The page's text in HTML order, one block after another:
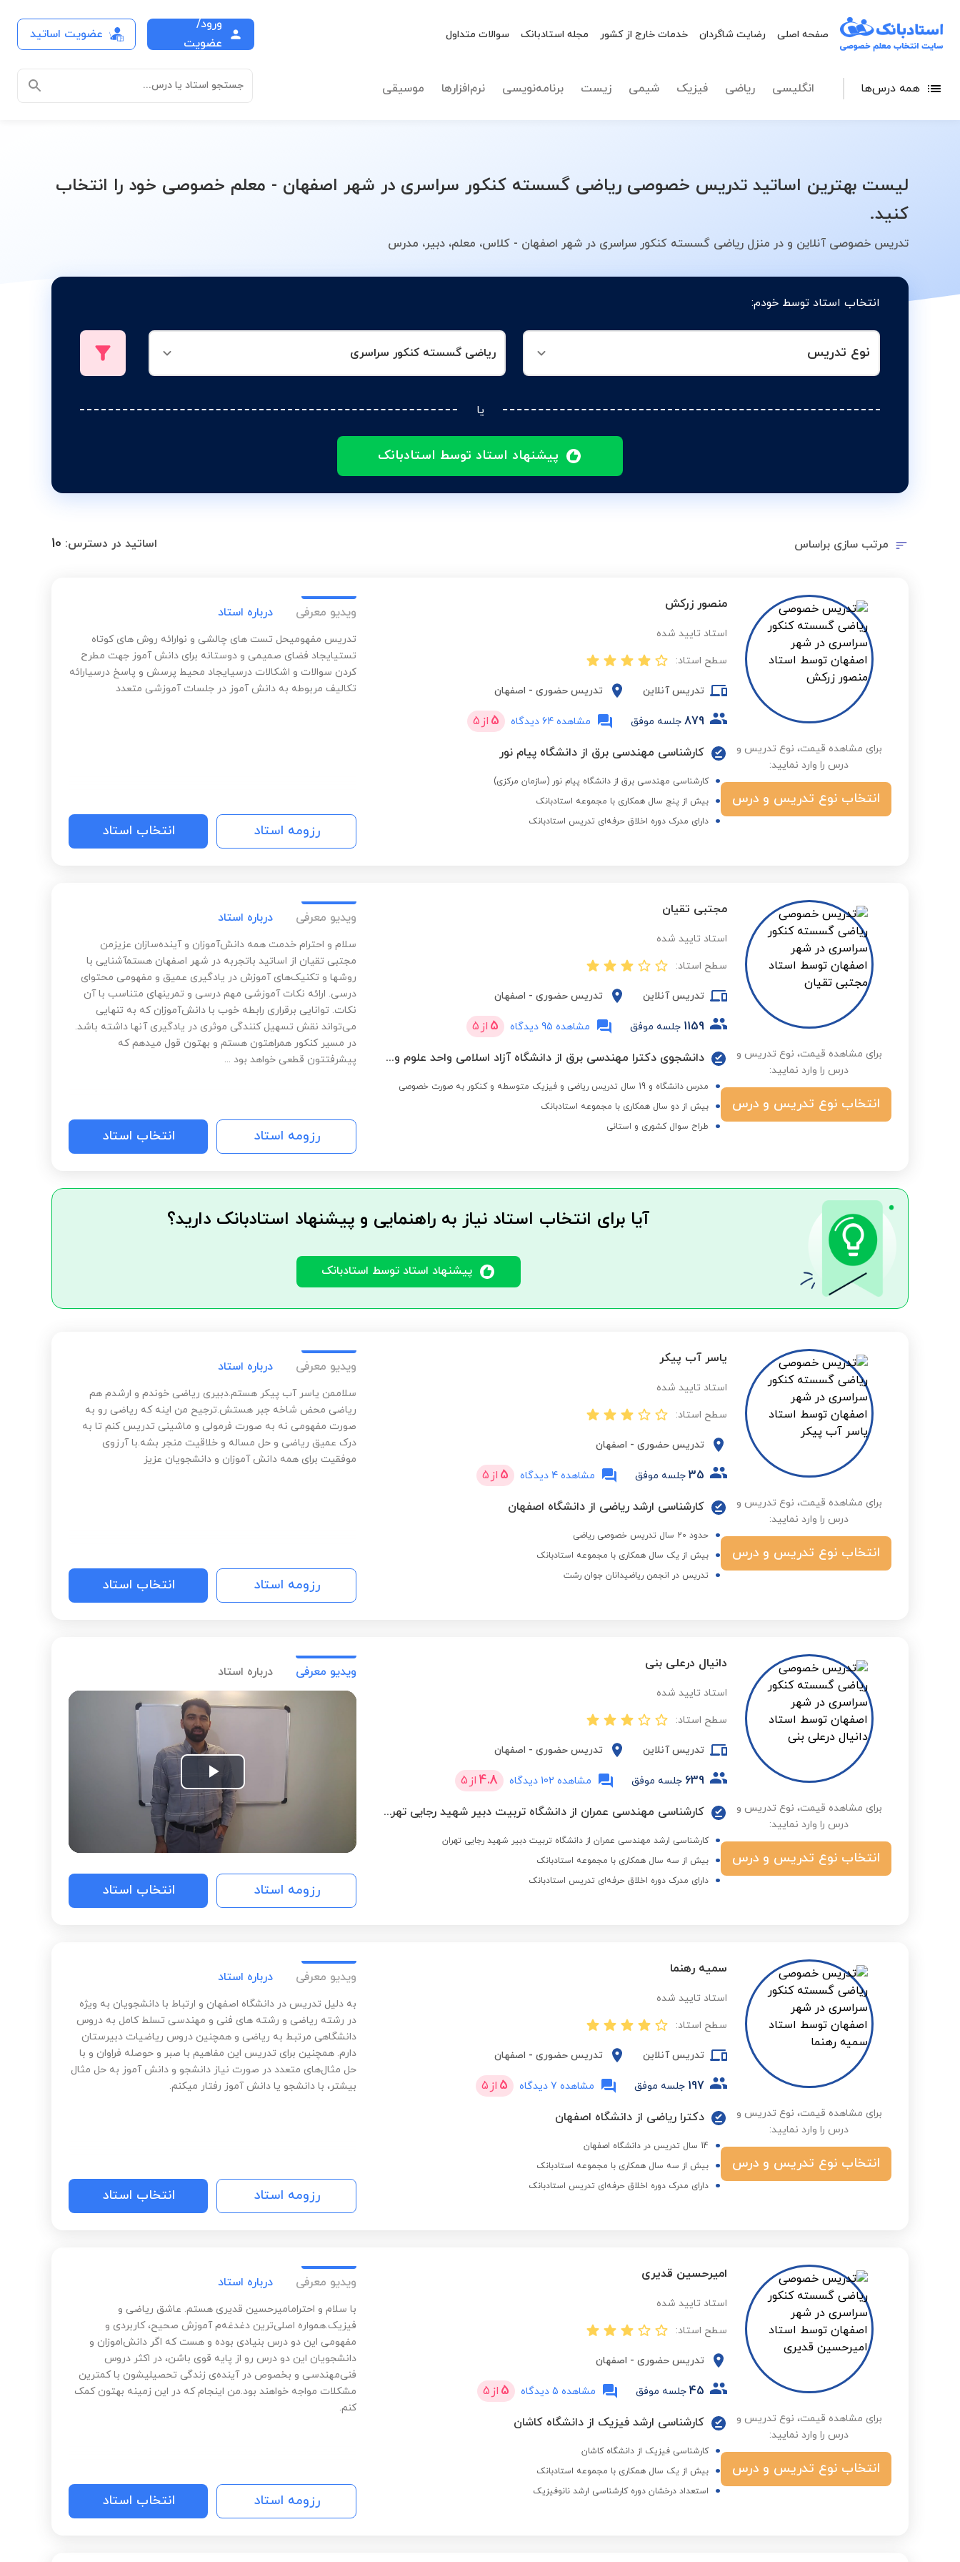
صفحه اصلی رضایت شاگردان خدمات خارج از کشور مجله استادبانک سوالات متداول
ورود/
عضویت
عضویت اساتید
همه درس‌ها انگلیسی ریاضی فیزیک شیمی زیست برنامه‌نویسی نرم‌افزارها موسیقی جستجو استاد یا درس...
لیست بهترین اساتید تدریس خصوصی ریاضی گسسته کنکور سراسری در شهر اصفهان - معلم خصوصی خود را انتخاب
کنید.
تدریس خصوصی آنلاین و در منزل ریاضی گسسته کنکور سراسری در شهر اصفهان - کلاس، معلم، دبیر، مدرس
انتخاب استاد توسط خودم:
نوع تدریس ریاضی گسسته کنکور سراسری
یا
پیشنهاد استاد توسط استادبانک
نوع تدریس ریاضی گسسته کنکور سراسری
مرتب سازی براساس اساتید در دسترس: 10
برای مشاهده قیمت، نوع تدریس و
درس را وارد نمایید:
انتخاب نوع تدریس و درس
منصور زرکش
استاد تایید شده
سطح استاد:
تدریس آنلاین تدریس حضوری - اصفهان
879 جلسه موفق مشاهده 64 دیدگاه 5 از 5
کارشناسی مهندسی برق از دانشگاه پیام نور
کارشناسی مهندسی برق از دانشگاه پیام نور (سازمان مرکزی)
بیش از پنج سال همکاری با مجموعه استادبانک
دارای مدرک دوره اخلاق حرفه‌ای تدریس استادبانک
ویدیو معرفی درباره استاد
تدریس مفهومیحل تست های چالشی و نوارائه روش های کوتاه
تستیایجاد فضای صمیمی و دوستانه برای دانش آموز جهت مطرح
کردن سوالات و اشکالات درسیایجاد محیط پرسش و پاسخ درسیارائه
تکالیف مربوطه به دانش آموز در جلسات آموزشی متعدد
رزومه استاد انتخاب استاد
برای مشاهده قیمت، نوع تدریس و
درس را وارد نمایید:
انتخاب نوع تدریس و درس
مجتبی تقیان
استاد تایید شده
سطح استاد:
تدریس آنلاین تدریس حضوری - اصفهان
1159 جلسه موفق مشاهده 95 دیدگاه 5 از 5
دانشجوی دکترا مهندسی برق از دانشگاه آزاد اسلامی واحد علوم و تحقیقات تهران
مدرس دانشگاه و 19 سال تدریس ریاضی و فیزیک متوسطه و کنکور به صورت خصوصی
بیش از دو سال همکاری با مجموعه استادبانک
طراح سوال کشوری و استانی
ویدیو معرفی درباره استاد
سلام و احترام خدمت همه دانش‌آموزان و آینده‌سازان عزیزمن
مجتبی تقیان از اساتید باتجربه در شهر اصفهان هستمآشنایی با
روشها و تکنیک‌های آموزش در یادگیری عمیق و مفهومی محتوای
درسی. ارائه نکات آموزشی مهم درسی و تمرینهای متناسب با آن
نکات. توانایی برقراری رابطه خوب با دانش‌آموزان که به تنهایی
می‌تواند نقش تسهیل کنندگی موثری در یادگیری آنها داشته باشد.
در مسیر کنکور همراهتون هستم و بهتون قول میدهم که
پیشرفتتون قطعی خواهد بود ...
رزومه استاد انتخاب استاد
آیا برای انتخاب استاد نیاز به راهنمایی و پیشنهاد استادبانک دارید؟
پیشنهاد استاد توسط استادبانک
برای مشاهده قیمت، نوع تدریس و
درس را وارد نمایید:
انتخاب نوع تدریس و درس
یاسر آب پیکر
استاد تایید شده
سطح استاد:
تدریس حضوری - اصفهان
35 جلسه موفق مشاهده 4 دیدگاه 5 از 5
کارشناسی ارشد ریاضی از دانشگاه اصفهان
حدود 20 سال تدریس خصوصی ریاضی
بیش از یک سال همکاری با مجموعه استادبانک
تدریس در انجمن ریاضیدانان جوان رشت
ویدیو معرفی درباره استاد
سلاممن یاسر آب پیکر هستم.دبیری ریاضی خوندم و ارشدم هم
ریاضی محض شاخه جبر هستش.ترجیح من اینه که ریاضی رو به
صورت مفهومی نه به صورت فرمولی و ماشینی تدریس کنم تا به
درک عمیق ریاضی و حل مساله و خلاقیت منجر بشه.با آرزوی
موفقیت برای همه دانش آموزان و دانشجویان عزیز
رزومه استاد انتخاب استاد
برای مشاهده قیمت، نوع تدریس و
درس را وارد نمایید:
انتخاب نوع تدریس و درس
دانیال درعلی بنی
استاد تایید شده
سطح استاد:
تدریس آنلاین تدریس حضوری - اصفهان
639 جلسه موفق مشاهده 102 دیدگاه 4.8 از 5
کارشناسی مهندسی عمران از دانشگاه تربیت دبیر شهید رجایی تهران
کارشناسی ارشد مهندسی عمران از دانشگاه تربیت دبیر شهید رجایی تهران
بیش از سه سال همکاری با مجموعه استادبانک
دارای مدرک دوره اخلاق حرفه‌ای تدریس استادبانک
ویدیو معرفی درباره استاد
Play
Video
رزومه استاد انتخاب استاد
برای مشاهده قیمت، نوع تدریس و
درس را وارد نمایید:
انتخاب نوع تدریس و درس
سمیه رهنما
استاد تایید شده
سطح استاد:
تدریس آنلاین تدریس حضوری - اصفهان
197 جلسه موفق مشاهده 7 دیدگاه 5 از 5
دکترا ریاضی از دانشگاه اصفهان
14 سال تدریس در دانشگاه اصفهان
بیش از سه سال همکاری با مجموعه استادبانک
دارای مدرک دوره اخلاق حرفه‌ای تدریس استادبانک
ویدیو معرفی درباره استاد
به دلیل تدریس در دانشگاه اصفهان و ارتباط با دانشجویان به ویژه
در رشته ریاضی و رشته های فنی و مهندسی تسلط کامل به دروس
دانشگاهی مرتبط به ریاضی و همچنین دروس ریاضیات دبیرستان
دارم. همچنین برای تدریس این مفاهیم با صبر و حوصله فراوان و با
حل مثال‌های متعدد در صورت نیاز دانشجو و دانش آموز به حل مثال
بیشتر، با دانشجو یا دانش آموز رفتار میکنم.
رزومه استاد انتخاب استاد
برای مشاهده قیمت، نوع تدریس و
درس را وارد نمایید:
انتخاب نوع تدریس و درس
امیرحسین قدیری
استاد تایید شده
سطح استاد:
تدریس حضوری - اصفهان
45 جلسه موفق مشاهده 5 دیدگاه 5 از 5
کارشناسی ارشد فیزیک از دانشگاه کاشان
کارشناسی فیزیک از دانشگاه کاشان
بیش از یک سال همکاری با مجموعه استادبانک
استعداد درخشان دوره کارشناسی ارشد نانوفیزیک
ویدیو معرفی درباره استاد
با سلام و احترامامیرحسین قدیری هستم. عاشق ریاضی و
فیزیک.همواره اصلی‌ترین دغدغه‌م آموزش صحیح، کاربردی و
مفهومی این دو درس بنیادی بوده و هست که اگر دانش‌اموزان و
دانشجویان این دو درس رو از پایه قوی باشن، در اکثر دروس
فنی‌مهندسی و بخصوص در آینده‌ی زندگی تحصیلیشون با کمترین
مشکلات مواجه خواهند بود.من اینجام که در این زمینه بهتون کمک
کنم.
رزومه استاد انتخاب استاد